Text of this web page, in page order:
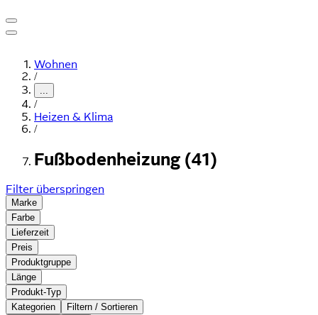
Wohnen
/
...
/
Heizen & Klima
/
Fußbodenheizung (41)
Filter überspringen
Marke
Farbe
Lieferzeit
Preis
Produktgruppe
Länge
Produkt-Typ
Kategorien
Filtern / Sortieren